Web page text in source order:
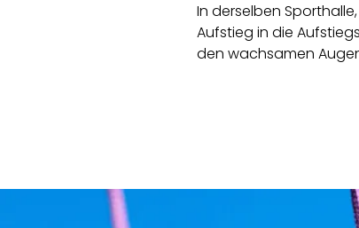
In derselben
Aufstieg in die
den wachsamen